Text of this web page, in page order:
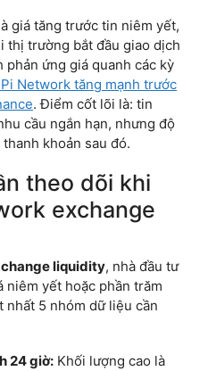
giá tăng trước tin niêm yết,
thị trường bắt đầu giao dịch
phản ứng giá quanh các kỳ
Network tăng mạnh trước
. Điểm cốt lõi là: tin
cầu ngắn hạn, nhưng độ
khoản sau đó.
theo dõi khi
exchange
liquidity, nhà đầu tư
niêm yết hoặc phần trăm
nhất 5 nhóm dữ liệu cần
24 giờ: Khối lượng cao là